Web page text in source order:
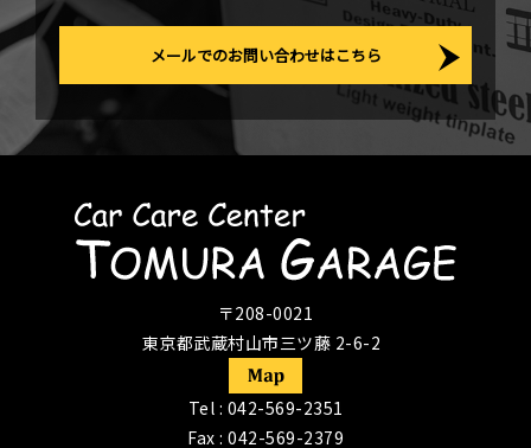
メールでのお問い合わせはこちら
〒208-0021
東京都武蔵村山市三ツ藤 2-6-2
Tel : 042-569-2351
Fax : 042-569-2379